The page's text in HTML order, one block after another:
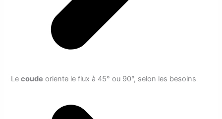
Lecoude oriente le flux à 45° ou 90°, selon les besoins